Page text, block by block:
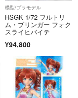
模型/プラモデル
HSGK 1/72 フルトリ
ム・ブリンガー フォク
スライヒバイテ
¥94,800